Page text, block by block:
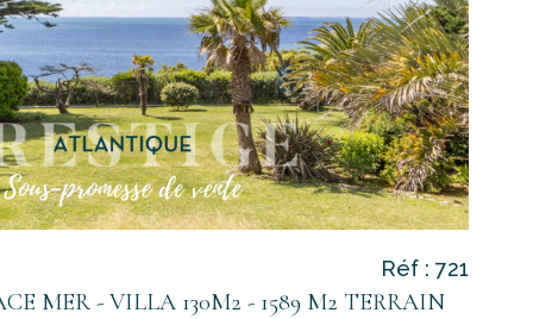
bien
MER - VILLA 130M2 - 1589 M2 TERRAIN
Réf : 721